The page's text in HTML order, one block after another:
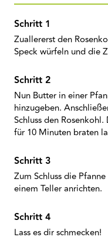
Zuallererst den
Speck würfeln und die
Nun Butter in einer
hinzugeben.
Schluss den
für 10 Minuten braten
Zum Schluss die
einem Teller anrichten.
Lass es dir schmecken!